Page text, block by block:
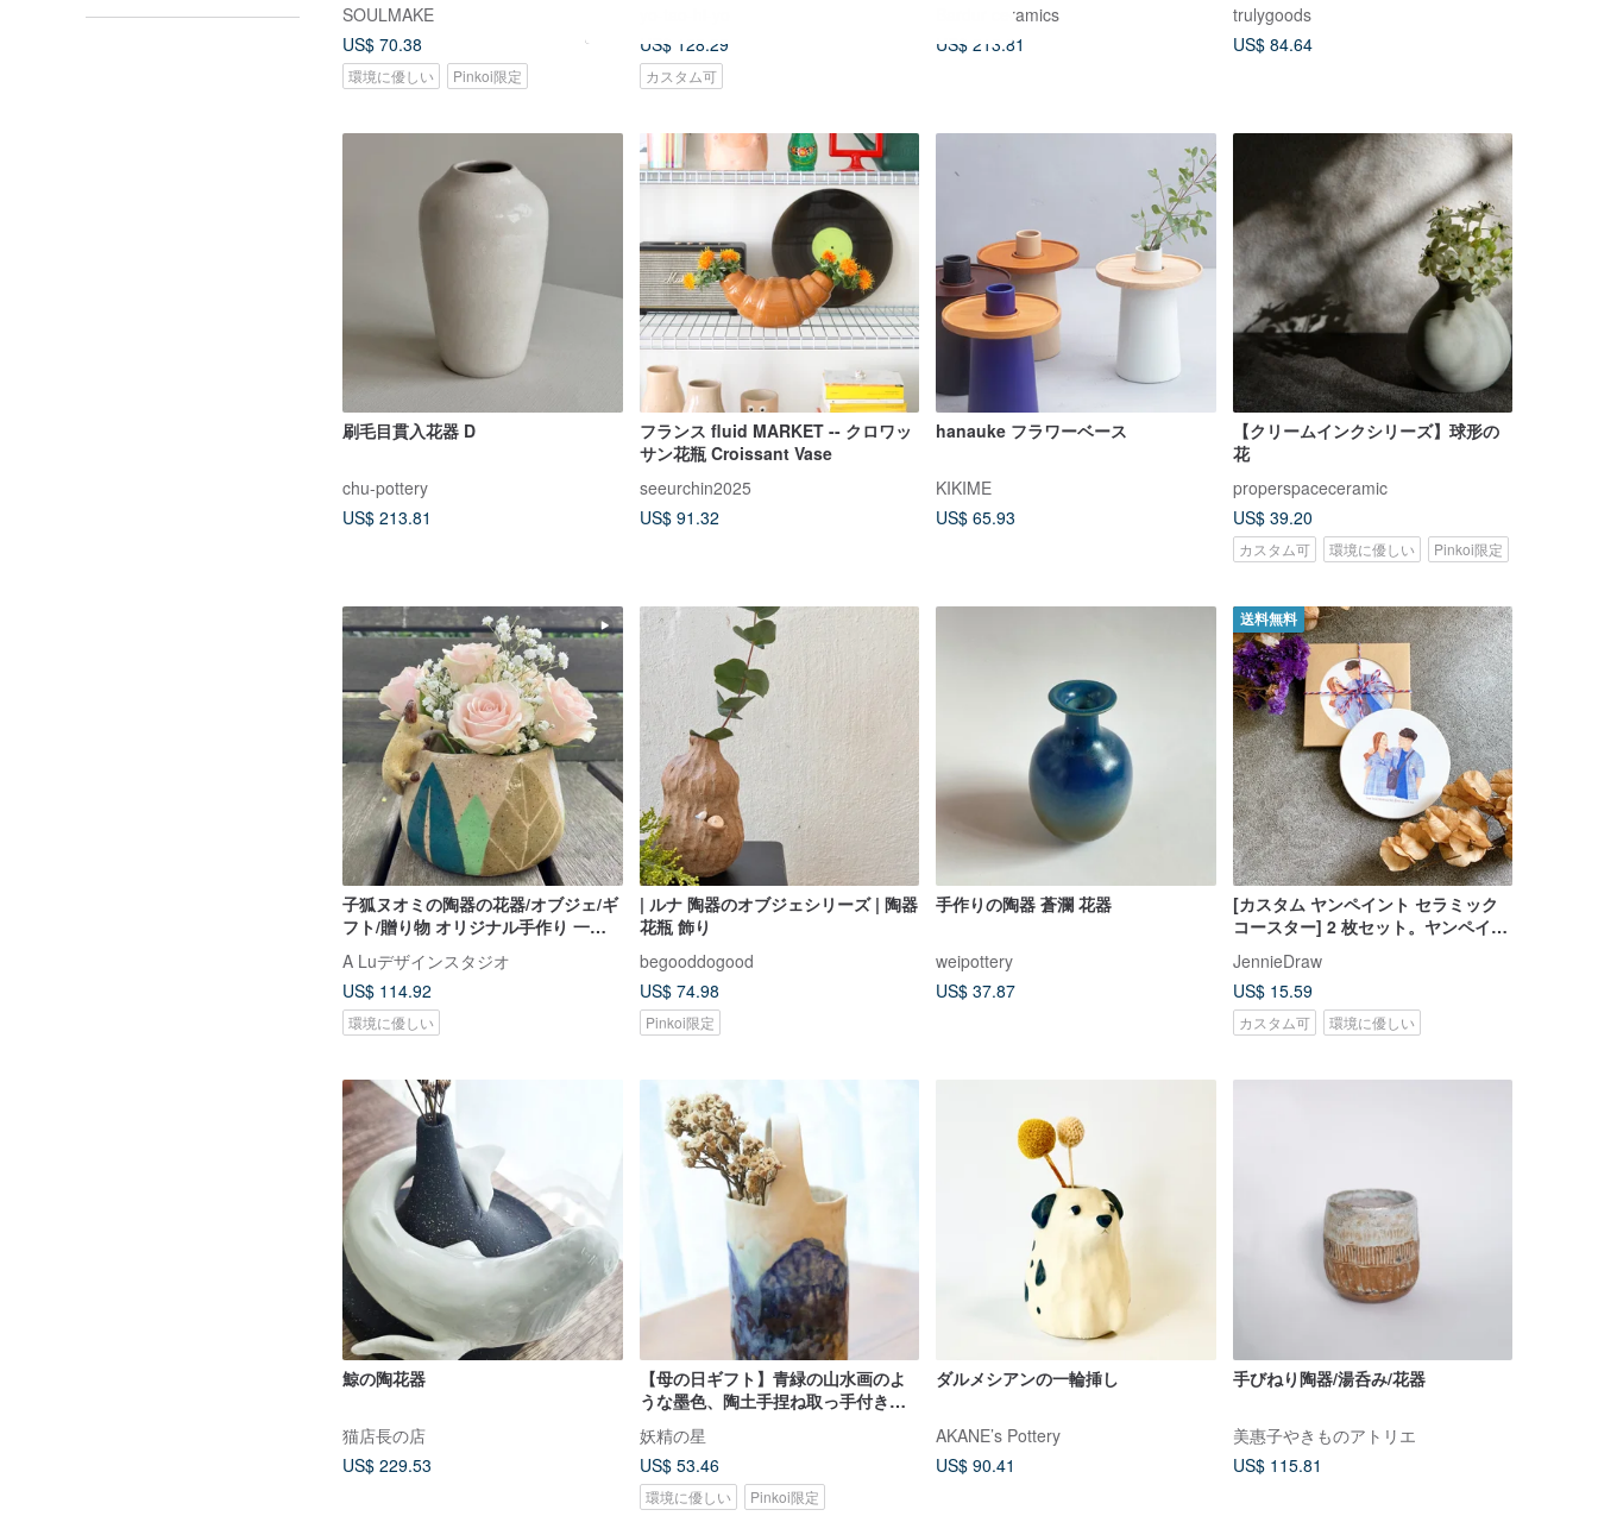
SOULMAKE
US$ 70.38
環境に優しい Pinkoi限定
US$ 128.29
カスタム可
Bardur ceramics
US$ 213.81
trulygoods
US$ 84.64
刷毛目貫入花器 D
chu-pottery
US$ 213.81
フランス fluid MARKET -- クロワッ
サン花瓶 Croissant Vase
seeurchin2025
US$ 91.32
hanauke フラワーベース
KIKIME
US$ 65.93
【クリームインクシリーズ】球形の
花
properspaceceramic
US$ 39.20
カスタム可 環境に優しい Pinkoi限定
子狐ヌオミの陶器の花器/オブジェ/ギ
フト/贈り物 オリジナル手作り 一点
もの
A Luデザインスタジオ
US$ 114.92
環境に優しい
| ルナ 陶器のオブジェシリーズ | 陶器
花瓶 飾り
begooddogood
US$ 74.98
Pinkoi限定
手作りの陶器 蒼瀾 花器
weipottery
US$ 37.87
送料無料
[カスタム ヤンペイント セラミック
コースター] 2 枚セット。ヤンペイン
トのカスタム ポートレートが含まれ
ます。
JennieDraw
US$ 15.59
カスタム可 環境に優しい
鯨の陶花器
猫店長の店
US$ 229.53
【母の日ギフト】青緑の山水画のよ
うな墨色、陶土手捏ね取っ手付きド
ライフラワーベース、侘び寂びの陶
芸作品
妖精の星
US$ 53.46
環境に優しい Pinkoi限定
ダルメシアンの一輪挿し
AKANE’s Pottery
US$ 90.41
手びねり陶器/湯呑み/花器
美惠子やきものアトリエ
US$ 115.81